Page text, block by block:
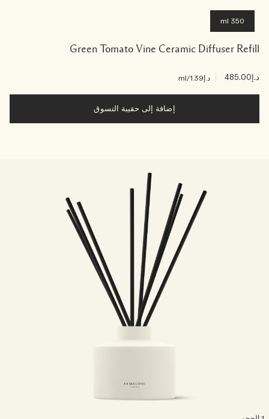
350 ml
Green Tomato Vine Ceramic Diffuser Refill
د.إ485.00 د.إ1.39 /ml
إضافة إلى حقيبة التسوق